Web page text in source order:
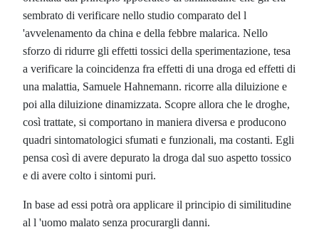
sembrato di verificare nello studio comparato del l
'avvelenamento da china e della febbre malarica. Nello
sforzo di ridurre gli effetti tossici della sperimentazione, tesa
a verificare la coincidenza fra effetti di una droga ed effetti di
una malattia, Samuele Hahnemann. ricorre alla diluizione e
poi alla diluizione dinamizzata. Scopre allora che le droghe,
così trattate, si comportano in maniera diversa e producono
quadri sintomatologici sfumati e funzionali, ma costanti. Egli
pensa così di avere depurato la droga dal suo aspetto tossico
e di avere colto i sintomi puri.
In base ad essi potrà ora applicare il principio di similitudine
al l 'uomo malato senza procurargli danni.